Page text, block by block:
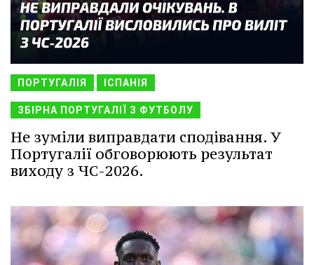
ПОРТУГАЛІЯ ІСПАНІЯ
ЗБІРНА ПОРТУГАЛІЇ З ФУТБОЛУ
Не зуміли виправдати сподівання. У
Португалії обговорюють результат
виходу з ЧС-2026.